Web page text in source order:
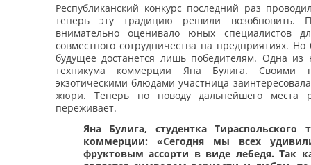
Республиканский конкурс последний раз
теперь эту традицию решили возобновить.
внимательно оценивало юных специалистов
совместного сотрудничества на предприятиях. Но
будущее достанется лишь победителям. Одна из
техникума коммерции Яна Булига. Своими
экзотическими блюдами участница
жюри. Теперь по поводу дальнейшего места
переживает.
Яна Булига, студентка Тираспольского
коммерции: «Сегодня мы всех
фруктовым ассорти в виде лебедя. Так